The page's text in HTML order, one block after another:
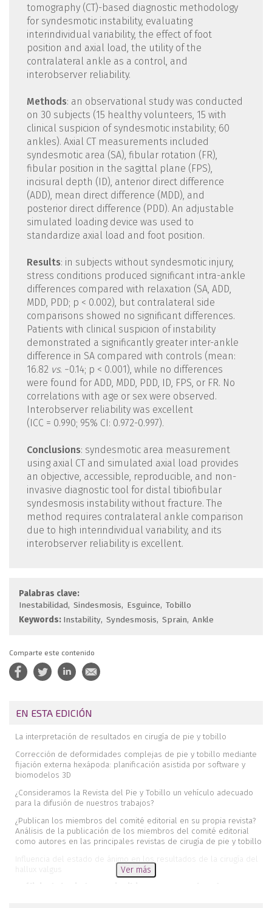
tomography (CT)-based diagnostic methodology
for syndesmotic instability, evaluating
interindividual variability, the effect of foot
position and axial load, the utility of the
contralateral ankle as a control, and
interobserver reliability.
Methods: an observational study was conducted
on 30 subjects (15 healthy volunteers, 15 with
clinical suspicion of syndesmotic instability; 60
ankles). Axial CT measurements included
syndesmotic area (SA), fibular rotation (FR),
fibular position in the sagittal plane (FPS),
incisural depth (ID), anterior direct difference
(ADD), mean direct difference (MDD), and
posterior direct difference (PDD). An adjustable
simulated loading device was used to
standardize axial load and foot position.
Results: in subjects without syndesmotic injury,
stress conditions produced significant intra-ankle
differences compared with relaxation (SA, ADD,
MDD, PDD; p < 0.002), but contralateral side
comparisons showed no significant differences.
Patients with clinical suspicion of instability
demonstrated a significantly greater inter-ankle
difference in SA compared with controls (mean:
16.82 vs. −0.14; p < 0.001), while no differences
were found for ADD, MDD, PDD, ID, FPS, or FR. No
correlations with age or sex were observed.
Interobserver reliability was excellent
(ICC = 0.990; 95% CI: 0.972-0.997).
Conclusions: syndesmotic area measurement
using axial CT and simulated axial load provides
an objective, accessible, reproducible, and non-
invasive diagnostic tool for distal tibiofibular
syndesmosis instability without fracture. The
method requires contralateral ankle comparison
due to high interindividual variability, and its
interobserver reliability is excellent.
Palabras clave:
Inestabilidad Sindesmosis Esguince Tobillo
Keywords: Instability Syndesmosis Sprain Ankle
Comparte este contenido
EN ESTA EDICIÓN
La interpretación de resultados en cirugía de pie y tobillo
Corrección de deformidades complejas de pie y tobillo mediante
fijación externa hexápoda: planificación asistida por software y
biomodelos 3D
¿Consideramos la Revista del Pie y Tobillo un vehículo adecuado
para la difusión de nuestros trabajos?
¿Publican los miembros del comité editorial en su propia revista?
Análisis de la publicación de los miembros del comité editorial
como autores en las principales revistas de cirugía de pie y tobillo
Influencia del estado de ánimo en los resultados de la cirugía del
hallux valgus
Análisis de la sindesmosis tibioperonea empleando
Ver más